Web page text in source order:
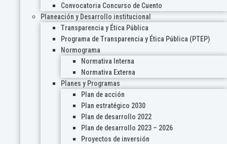
Convocatoria Concurso de Cuento
Planeación y Desarrollo institucional
Transparencia y Ética Pública
Programa de Transparencia y Ética Pública (PTEP)
Normograma
Normativa Interna
Normativa Externa
Planes y Programas
Plan de acción
Plan estratégico 2030
Plan de desarrollo 2022
Plan de desarrollo 2023 – 2026
Proyectos de inversión